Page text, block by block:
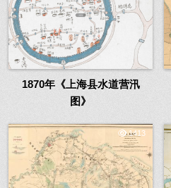
1870年《上海县水道营汛
图》
1413